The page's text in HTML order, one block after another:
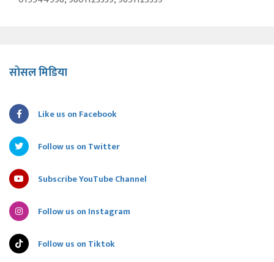
सोसल मिडिया
Like us on Facebook
Follow us on Twitter
Subscribe YouTube Channel
Follow us on Instagram
Follow us on Tiktok